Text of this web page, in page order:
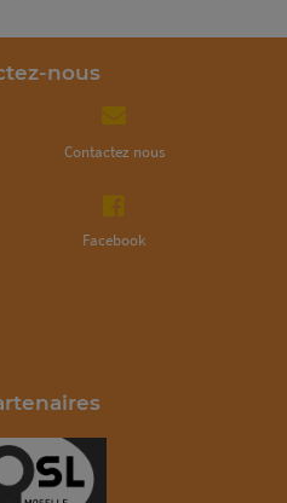
nous
Contactez nous
Facebook